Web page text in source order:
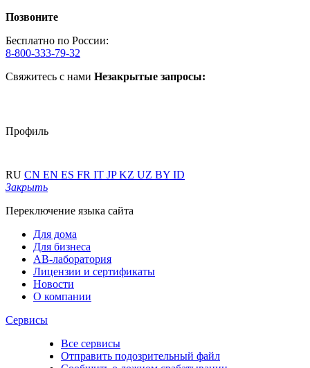
Позвоните
Бесплатно по России:
8-800-333-79-32
Свяжитесь с нами Незакрытые запросы:
Профиль
RU CN EN ES FR IT JPKZ UZ BY ID
Закрыть
Переключение языка сайта
Для дома
Для бизнеса
АВ-лаборатория
Лицензии и сертификаты
Новости
О компании
Сервисы
Все сервисы
Отправить подозрительный файл